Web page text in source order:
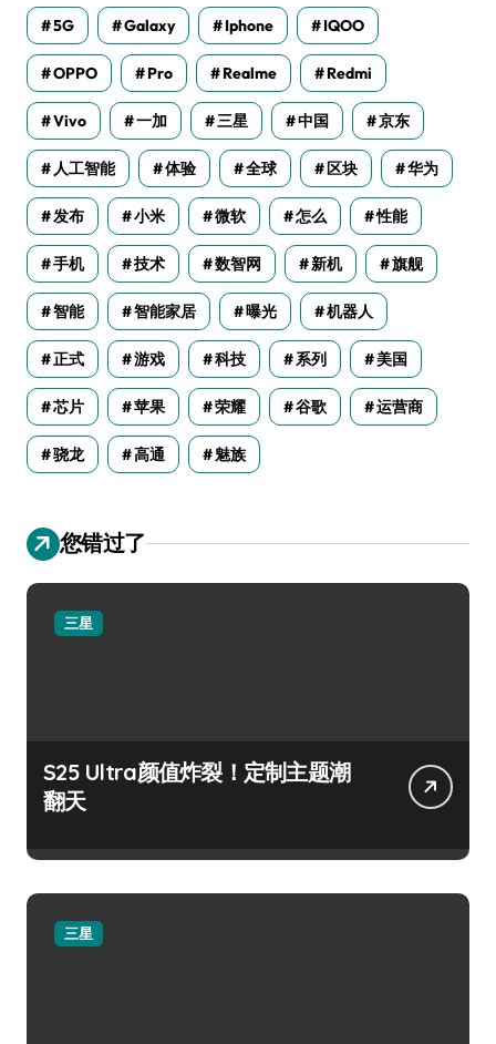
5G Galaxy Iphone IQOO
OPPO Pro Realme Redmi
Vivo 一加 三星 中国 京东
人工智能 体验 全球 区块 华为
发布 小米 微软 怎么 性能
手机 技术 数智网 新机 旗舰
智能 智能家居 曝光 机器人
正式 游戏 科技 系列 美国
芯片 苹果 荣耀 谷歌 运营商
骁龙 高通 魅族
您错过了
三星
S25 Ultra颜值炸裂！定制主题潮
翻天
三星